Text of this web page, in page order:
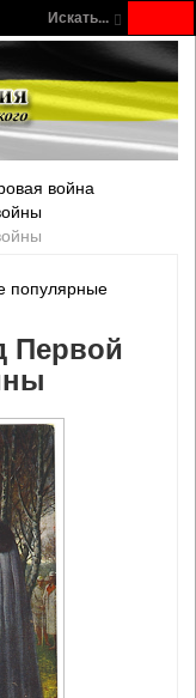
Искать...
война
популярные
Первой